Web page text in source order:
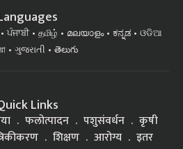
ਪੰਜਾਬੀ தமிழ் മലയാളം ಕನ್ನಡ
ଓଡିଆ
ગુજરાતી తెలుగు
Links
फलोत्पादन पशुसंवर्धन
कृषी
शिक्षण आरोग्य इतर